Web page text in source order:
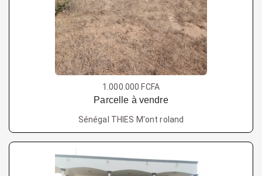
1.000.000 FCFA
Parcelle à vendre
Sénégal THIES M'ont roland